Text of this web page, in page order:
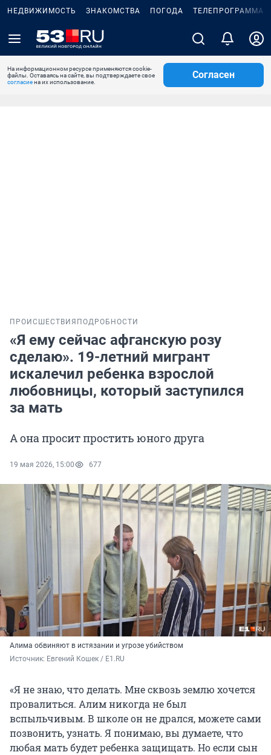
НЕДВИЖИМОСТЬ ЗНАКОМСТВА ПОГОДА ТЕЛЕПРОГРАММА
На информационном ресурсе применяются cookie-
файлы. Оставаясь на сайте, вы подтверждаете свое
согласиена их использование.
Согласен
ПРОИСШЕСТВИЯ ПОДРОБНОСТИ
«Я ему сейчас афганскую розу
сделаю». 19-летний мигрант
искалечил ребенка взрослой
любовницы, который заступился
за мать
А она просит простить юного друга
19 мая 2026, 15:00 677
Алима обвиняют в истязании и угрозе убийством
Источник: Евгений Кошек / E1.RU
«Я не знаю, что делать. Мне сквозь землю хочется
провалиться. Алим никогда не был
вспыльчивым. В школе он не дрался, можете сами
позвонить, узнать. Я понимаю, вы думаете, что
любая мать будет ребенка защищать. Но если сын